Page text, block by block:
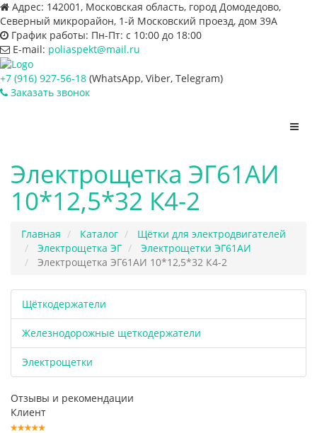
Адрес: 142001, Московская область, город Домодедово,
Северный микрорайон, 1-й Московский проезд, дом 39А
График работы: Пн-Пт: с 10:00 до 18:00
E-mail: poliaspekt@mail.ru
+7 (916) 927-56-18 (WhatsApp, Viber, Telegram)
Заказать звонок
Электрощетка ЭГ61АИ
10*12,5*32 К4-2
Главная Каталог
Щётки для электродвигателей
Электрощетка ЭГ
Электрощетки ЭГ61АИ
Электрощетка ЭГ61АИ 10*12,5*32 К4-2
Щёткодержатели
Железнодорожные щеткодержатели
Электрощетки
Отзывы и рекомендации
Клиент